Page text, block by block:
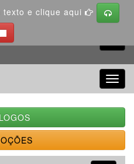
texto e clique aqui